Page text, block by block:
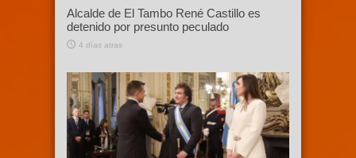
Alcalde de El Tambo René Castillo es
detenido por presunto peculado
4 días atras